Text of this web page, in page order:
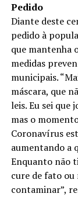
Pedido
Diante deste
pedido à
que mantenha
medidas
municipais.
máscara, que
leis. Eu sei que
mas o
Coronavírus
aumentando a
Enquanto não
cure de fato ou
contaminar”,